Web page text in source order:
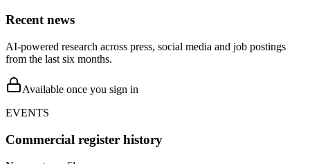
Recent news
AI-powered research across press, social media and job postings
from the last six months.
Available once you sign in
EVENTS
Commercial register history